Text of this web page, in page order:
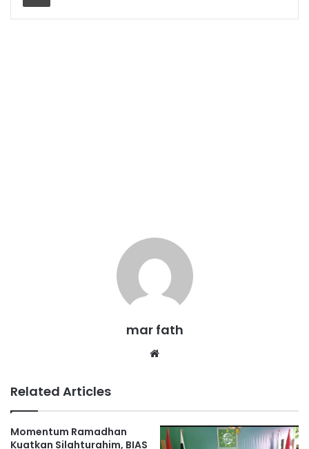
mar fath
Related Articles
Momentum Ramadhan
Kuatkan Silahturahim, BIAS